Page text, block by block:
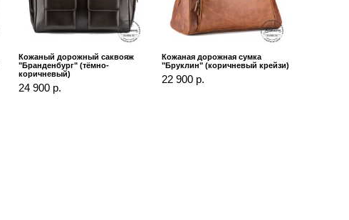
Кожаный дорожный саквояж
"Бранденбург" (тёмно-
коричневый)
24 900 р.
Кожаная дорожная сумка
"Бруклин" (коричневый крейзи)
22 900 р.